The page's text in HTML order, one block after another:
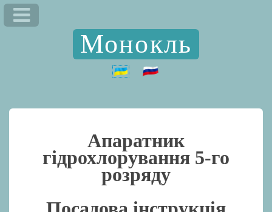
Монокль
Апаратник
гідрохлорування 5-го
розряду